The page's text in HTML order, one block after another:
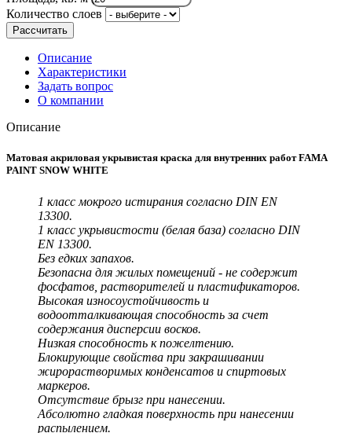
Количество слоев
Рассчитать
Описание
Характеристики
Задать вопрос
О компании
Описание
Матовая акриловая укрывистая краска для внутренних работ FAMA
PAINT SNOW WHITE
1 класс мокрого истирания согласно DIN EN
13300.
1 класс укрывистости (белая база) согласно DIN
EN 13300.
Без едких запахов.
Безопасна для жилых помещений - не содержит
фосфатов, растворителей и пластификаторов.
Высокая износоустойчивость и
водоотталкивающая способность за счет
содержания дисперсии восков.
Низкая способность к пожелтению.
Блокирующие свойства при закрашивании
жирорастворимых конденсатов и спиртовых
маркеров.
Отсутствие брызг при нанесении.
Абсолютно гладкая поверхность при нанесении
распылением.